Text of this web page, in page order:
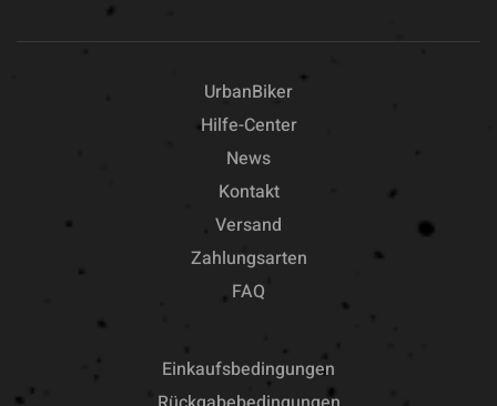
UrbanBiker
Hilfe-Center
News
Kontakt
Versand
Zahlungsarten
FAQ
Einkaufsbedingungen